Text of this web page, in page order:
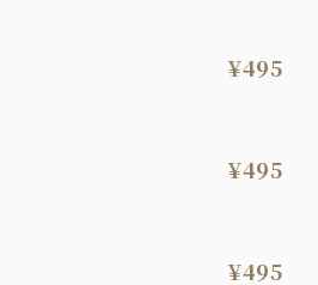
¥495
¥495
¥495